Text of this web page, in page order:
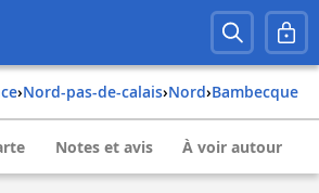
› nord-pas-de-calais› nord› bambecque
Notes et avis À voir autour